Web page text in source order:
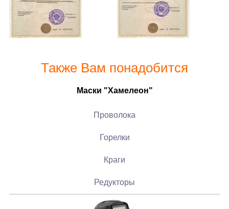
Также Вам понадобится
Маски "Хамелеон"
Проволока
Горелки
Краги
Редукторы